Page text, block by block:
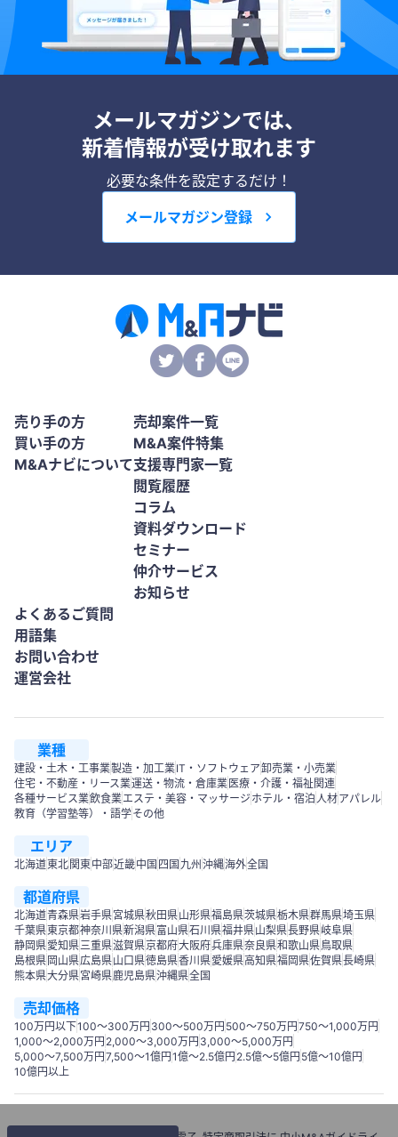
メールマガジンでは、
新着情報が受け取れます
必要な条件を設定するだけ！
メールマガジン登録
売り手の方
買い手の方
M&Aナビについて
売却案件一覧
M&A案件特集
支援専門家一覧
閲覧履歴
コラム
資料ダウンロード
セミナー
仲介サービス
お知らせ
よくあるご質問
用語集
お問い合わせ
運営会社
業種
建設・土木・工事業製造・加工業IT・ソフトウェア卸売業・小売業
住宅・不動産・リース業運送・物流・倉庫業医療・介護・福祉関連
各種サービス業飲食業エステ・美容・マッサージ ホテル・宿泊 人材アパレル
教育（学習塾等）・語学その他
エリア
北海道東北関東中部近畿中国 四国 九州沖縄海外全国
都道府県
北海道青森県岩手県宮城県秋田県山形県福島県茨城県栃木県群馬県埼玉県
千葉県東京都神奈川県新潟県富山県石川県福井県山梨県長野県岐阜県
静岡県愛知県三重県滋賀県京都府大阪府兵庫県奈良県和歌山県鳥取県
島根県岡山県広島県山口県徳島県香川県愛媛県高知県福岡県佐賀県長崎県
熊本県大分県宮崎県鹿児島県沖縄県全国
売却価格
100万円以下100〜300万円 300〜500万円 500～750万円750〜1,000万円
1,000～2,000万円 2,000～3,000万円 3,000～5,000万円
5,000～7,500万円7,500～1億円1億～2.5億円 2.5億～5億円 5億～10億円
10億円以上